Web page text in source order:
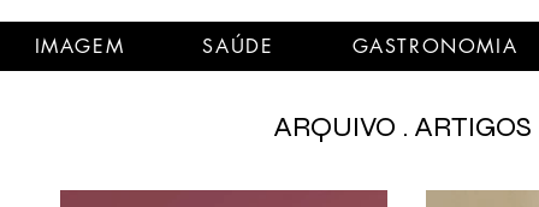
IMAGEM SAÚDE GASTRONOMIA
ARQUIVO .